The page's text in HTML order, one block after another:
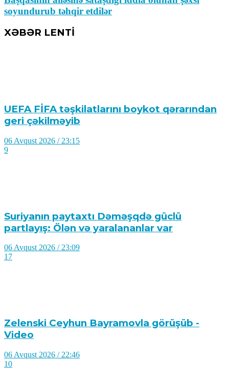
soyundurub təhqir etdilər
XƏBƏR LENTİ
UEFA FİFA təşkilatlarını boykot qərarından
geri çəkilməyib
06 Avqust 2026 / 23:15
9
Suriyanın paytaxtı Dəməşqdə güclü
partlayış: Ölən və yaralananlar var
06 Avqust 2026 / 23:09
17
Zelenski Ceyhun Bayramovla görüşüb -
Video
06 Avqust 2026 / 22:46
10